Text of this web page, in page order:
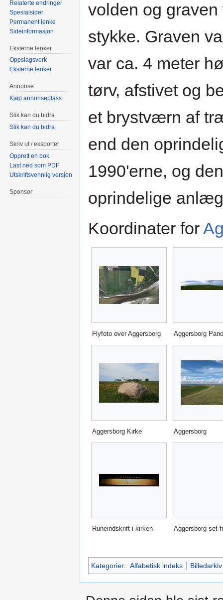
volden og
stykke. Graven
var ca. 4 meter
tørv, afstivet og
et brystværn af
end den
1990'erne, og
oprindelige
Koordinater for
Flyfoto over Aggersborg Aggersborg
Aggersborg Kirke Aggersborg
Runeindskrift i kirken Aggersborg set
Kategorier: Alfabetisk indeks Billedarkiv
Relaterte endringer
Spesialsider
Permanent lenke
Sideinformasjon
Eksterne lenker
Oppslagsverk
Eksterne lenker
Annonse
Kjøp annonseplass
Slik kan du bidra
Slik kan du bidra
Skriv ut / eksporter
Opprett en bok
Last ned som PDF
Utskriftsvennlig versjon
Sponsor